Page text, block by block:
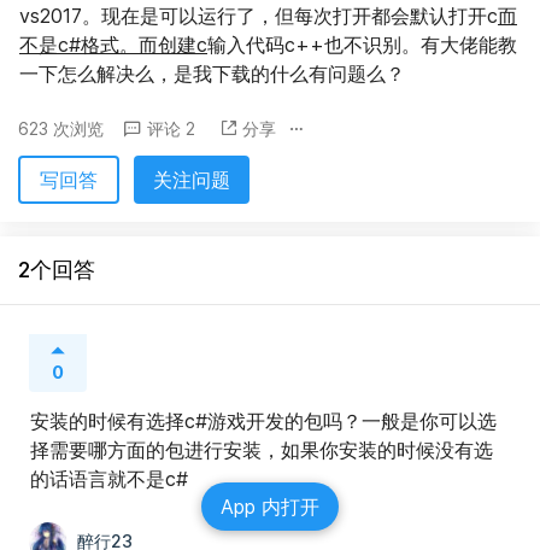
vs2017。现在是可以运行了，但每次打开都会默认打开c而
不是c#格式。而创建c输入代码c++也不识别。有大佬能教
一下怎么解决么，是我下载的什么有问题么？
623 次浏览 评论 2 分享
写回答 关注问题
2个回答
0
安装的时候有选择c#游戏开发的包吗？一般是你可以选
择需要哪方面的包进行安装，如果你安装的时候没有选
的话语言就不是c#
醉行23
App 内打开